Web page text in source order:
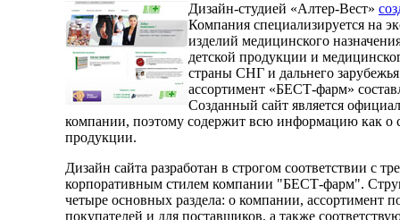
Дизайн-студией «Алтер-Вест»
Компания специализируется на
изделий медицинского
детской продукции и
страны СНГ и дальнего
ассортимент «БЕСТ-фарм»
Созданный сайт является
компании, поэтому содержит всю информацию как о
продукции.
Дизайн сайта разработан в строгом соответствии с
корпоративным стилем компании "БЕСТ-фарм".
четыре основных раздела: о компании, ассортимент
покупателей и для поставщиков, а также